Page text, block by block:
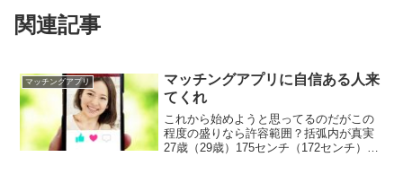
関連記事
マッチングアプリ
マッチングアプリに自信ある人来
てくれ
これから始めようと思ってるのだがこの
程度の盛りなら許容範囲？括弧内が真実
27歳（29歳）175センチ（172センチ）年